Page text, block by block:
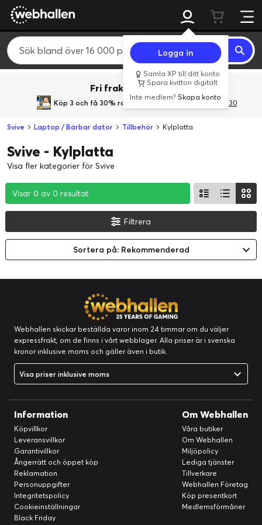
Logga in
Samla XP till ditt konto
Spara kvitton digitalt
Inte medlem?Skapa konto
Fri frakt över 800 kr.
Köp 3 och få 30% rabatt med rabattkoden 3Gives30
Svive Laptop / Bärbar dator Tillbehör Kylplatta
Svive - Kylplatta
Visa fler kategorier för Svive
Visar 0 av 0 resultat
Visar 0 av 0 resultat
Visar 0 av 0 resultat
Filtrera
Sortera på: Rekommenderad
Webhallen skickar beställda varor inom 24 timmar om du väljer
expressfrakt, om de finns i vårt webblager. Alla priser är i svenska
kronor inklusive moms och gäller även i butik.
Visa priser inklusive moms
Information
Köpvillkor
Leveransvillkor
Garantivillkor
Ångerrätt och öppet köp
Reklamation
Personuppgifter
Integritetspolicy
Cookieinställningar
Black Friday
Om Webhallen
Våra butiker
Om Webhallen
Miljöpolicy
Lediga tjänster
Tillverkare
Webhallen Företag
Köp presentkort
Medlemsförmåner